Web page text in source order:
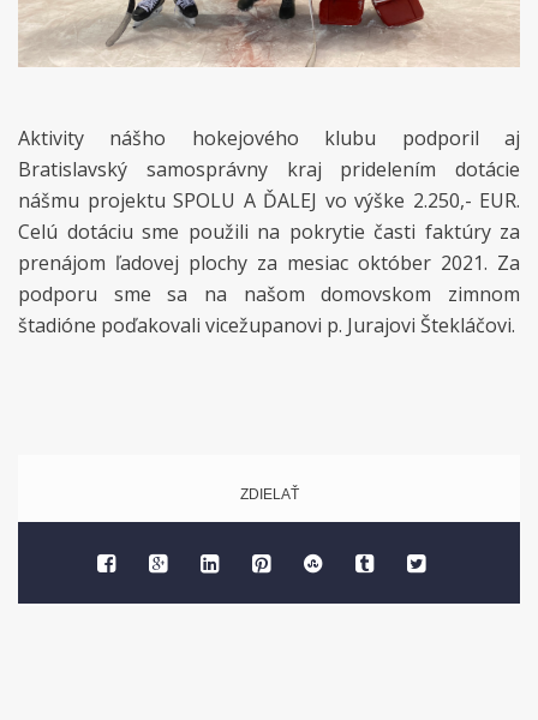
Aktivity nášho hokejového klubu podporil aj
Bratislavský samosprávny kraj pridelením dotácie
nášmu projektu SPOLU A ĎALEJ vo výške 2.250,- EUR.
Celú dotáciu sme použili na pokrytie časti faktúry za
prenájom ľadovej plochy za mesiac október 2021. Za
podporu sme sa na našom domovskom zimnom
štadióne poďakovali vicežupanovi p. Jurajovi Štekláčovi.
ZDIELAŤ